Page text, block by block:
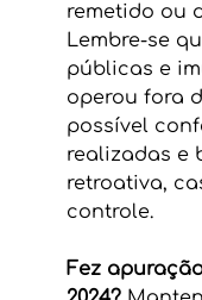
remetido ou
Lembre-se
públicas e
operou fora
possível
realizadas e
retroativa,
controle.
Fez